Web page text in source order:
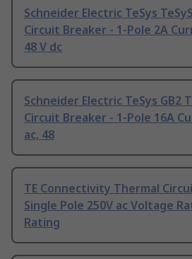
Schneider Electric TeSys
Circuit Breaker - 1-Pole 2A
48 V dc
Schneider Electric TeSys GB2
Circuit Breaker - 1-Pole 16A
ac, 48
TE Connectivity Thermal
Single Pole 250V ac Voltage
Rating